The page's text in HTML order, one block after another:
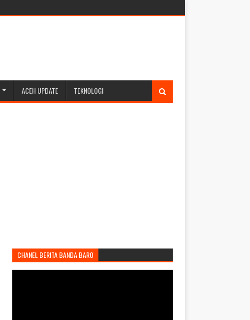
ACEH UPDATE TEKNOLOGI
CHANEL BERITA BANDA BARO